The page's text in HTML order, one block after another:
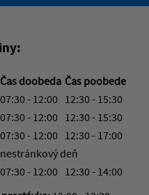
Čas doobeda Čas poobede
07:30 - 12:00 12:30 - 15:30
07:30 - 12:00 12:30 - 15:30
07:30 - 12:00 12:30 - 17:00
nestránkový deň
07:30 - 12:00 12:30 - 14:00